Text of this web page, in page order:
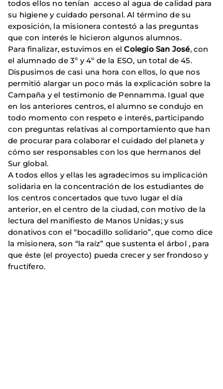
todos ellos no tenían acceso al agua de calidad para
su higiene y cuidado personal. Al término de su
exposición, la misionera contestó a las preguntas
que con interés le hicieron algunos alumnos.
Para finalizar, estuvimos en elColegio San José, con
el alumnado de 3º y 4º de la ESO, un total de 45.
Dispusimos de casi una hora con ellos, lo que nos
permitió alargar un poco más la explicación sobre la
Campaña y el testimonio de Pennamma. Igual que
en los anteriores centros, el alumno se condujo en
todo momento con respeto e interés, participando
con preguntas relativas al comportamiento que han
de procurar para colaborar el cuidado del planeta y
cómo ser responsables con los que hermanos del
Sur global.
A todos ellos y ellas les agradecimos su implicación
solidaria en la concentración de los estudiantes de
los centros concertados que tuvo lugar el día
anterior, en el centro de la ciudad, con motivo de la
lectura del manifiesto de Manos Unidas; y sus
donativos con el “bocadillo solidario”, que como dice
la misionera, son “la raíz” que sustenta el árbol , para
que éste (el proyecto) pueda crecer y ser frondoso y
fructífero.